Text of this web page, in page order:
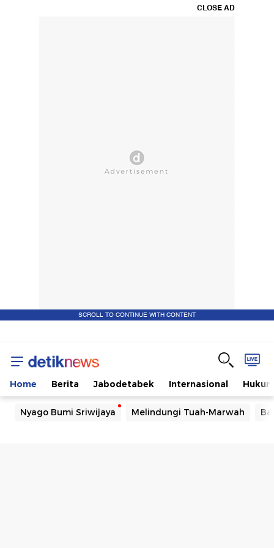
detikNews
-
Berita
CLOSE AD
SCROLL TO CONTINUE WITH CONTENT
Home Berita Jabodetabek Internasional Hukum
Nyago Bumi Sriwijaya Melindungi Tuah-Marwah